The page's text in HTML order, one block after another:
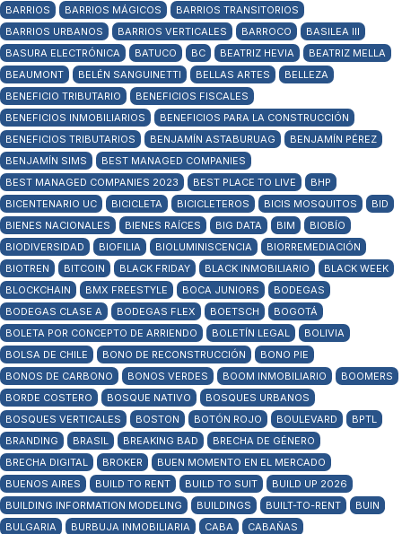
BARRIOS
BARRIOS MÁGICOS
BARRIOS TRANSITORIOS
BARRIOS URBANOS
BARRIOS VERTICALES BARROCO
BASILEA III
BASURA ELECTRÓNICA
BATUCO BC BEATRIZ HEVIA
BEATRIZ MELLA
BEAUMONT
BELÉN SANGUINETTI BELLAS ARTES
BELLEZA
BENEFICIO TRIBUTARIO
BENEFICIOS FISCALES
BENEFICIOS INMOBILIARIOS
BENEFICIOS PARA LA CONSTRUCCIÓN
BENEFICIOS TRIBUTARIOS
BENJAMÍN ASTABURUAG
BENJAMÍN PÉREZ
BENJAMÍN SIMS
BEST MANAGED COMPANIES
BEST MANAGED COMPANIES 2023
BEST PLACE TO LIVE
BHP
BICENTENARIO UC
BICICLETA BICICLETEROS BICIS MOSQUITOS
BID
BIENES NACIONALES
BIENES RAÍCES BIG DATA BIM
BIOBÍO
BIODIVERSIDAD
BIOFILIA BIOLUMINISCENCIA
BIORREMEDIACIÓN
BIOTREN
BITCOIN BLACK FRIDAY BLACK INMOBILIARIO
BLACK WEEK
BLOCKCHAIN
BMX FREESTYLE BOCA JUNIORS
BODEGAS
BODEGAS CLASE A
BODEGAS FLEX BOETSCH
BOGOTÁ
BOLETA POR CONCEPTO DE ARRIENDO
BOLETÍN LEGAL
BOLIVIA
BOLSA DE CHILE
BONO DE RECONSTRUCCIÓN
BONO PIE
BONOS DE CARBONO
BONOS VERDES BOOM INMOBILIARIO
BOOMERS
BORDE COSTERO
BOSQUE NATIVO
BOSQUES URBANOS
BOSQUES VERTICALES
BOSTON BOTÓN ROJO BOULEVARD
BPTL
BRANDING
BRASIL BREAKING BAD
BRECHA DE GÉNERO
BRECHA DIGITAL
BROKER
BUEN MOMENTO EN EL MERCADO
BUENOS AIRES
BUILD TO RENT BUILD TO SUIT
BUILD UP 2026
BUILDING INFORMATION MODELING
BUILDINGS BUILT-TO-RENT
BUIN
BULGARIA
BURBUJA INMOBILIARIA CABA CABAÑAS